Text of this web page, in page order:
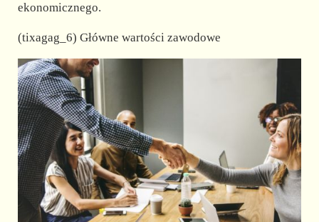
ekonomicznego.
(tixagag_6) Główne wartości zawodowe